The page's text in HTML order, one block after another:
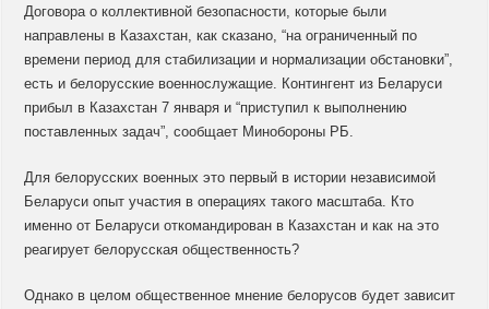
Договора о коллективной безопасности, которые были
направлены в Казахстан, как сказано, “на ограниченный по
времени период для стабилизации и нормализации обстановки”,
есть и белорусские военнослужащие. Контингент из Беларуси
прибыл в Казахстан 7 января и “приступил к выполнению
поставленных задач”, сообщает Минобороны РБ.
Для белорусских военных это первый в истории независимой
Беларуси опыт участия в операциях такого масштаба. Кто
именно от Беларуси откомандирован в Казахстан и как на это
реагирует белорусская общественность?
Однако в целом общественное мнение белорусов будет зависит